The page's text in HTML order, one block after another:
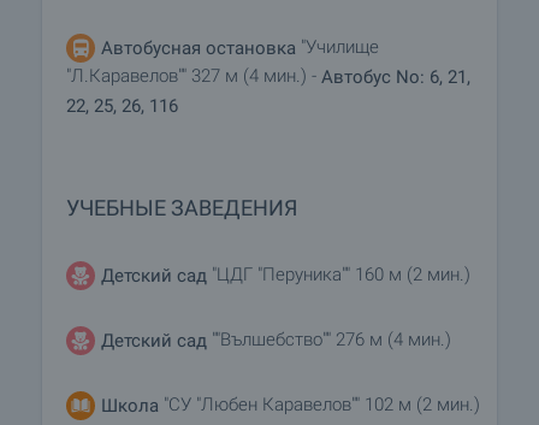
Автобусная остановка "Училище
"Л.Каравелов"" 327 м (4 мин.) - Автобус No: 6, 21,
22, 25, 26, 116
УЧЕБНЫЕ ЗАВЕДЕНИЯ
Детский сад "ЦДГ "Перуника"" 160 м (2 мин.)
Детский сад ""Вълшебство"" 276 м (4 мин.)
Школа "СУ "Любен Каравелов"" 102 м (2 мин.)